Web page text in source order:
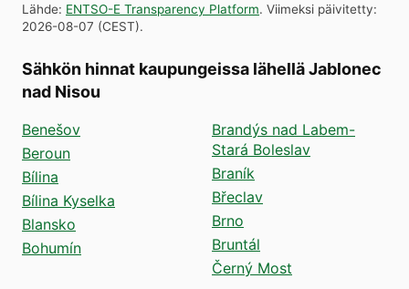
Lähde: ENTSO-E Transparency Platform. Viimeksi päivitetty:
2026-08-07 (CEST).
Sähkön hinnat kaupungeissa lähellä Jablonec
nad Nisou
Benešov
Beroun
Bílina
Bílina Kyselka
Blansko
Bohumín
Brandýs nad Labem-
Stará Boleslav
Braník
Břeclav
Brno
Bruntál
Černý Most